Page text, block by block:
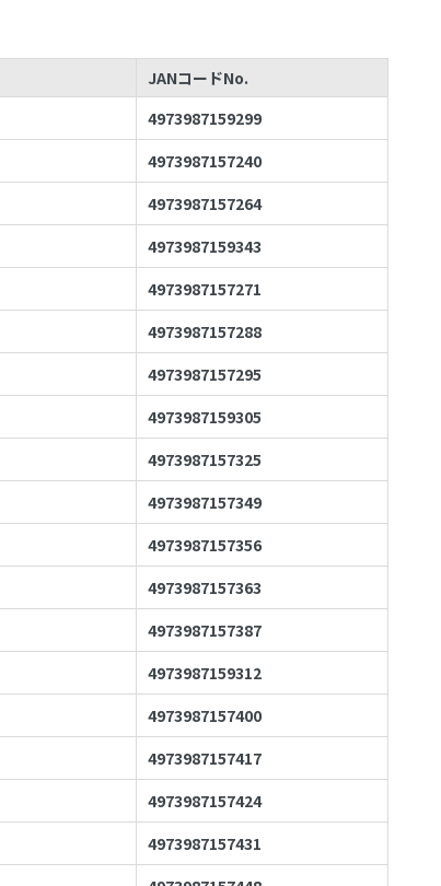
JANコードNo.
4973987159299
4973987157240
4973987157264
4973987159343
4973987157271
4973987157288
4973987157295
4973987159305
4973987157325
4973987157349
4973987157356
4973987157363
4973987157387
4973987159312
4973987157400
4973987157417
4973987157424
4973987157431